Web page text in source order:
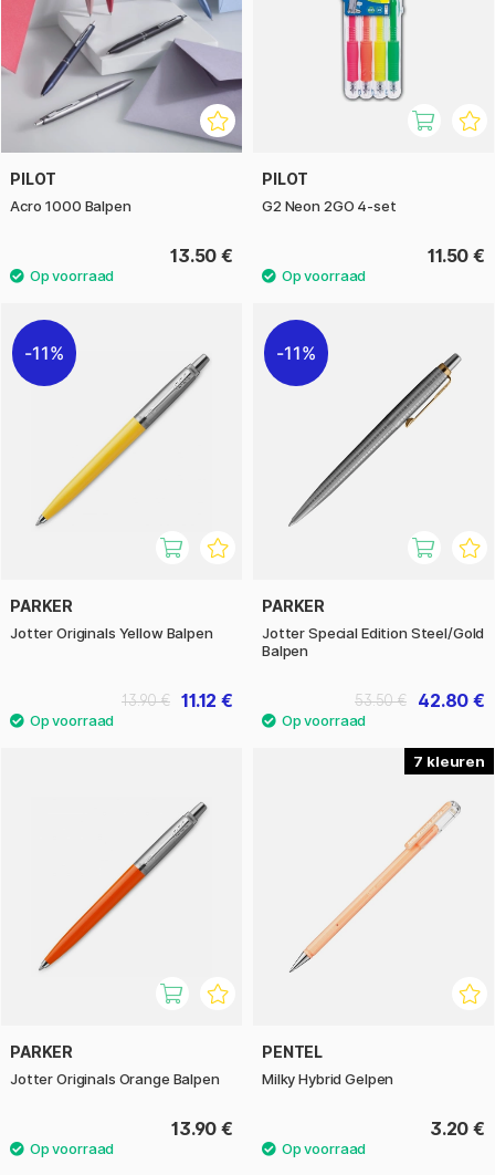
PILOT
Acro 1000 Balpen
13.50 €
PILOT
G2 Neon 2GO 4-set
11.50 €
11%
PARKER
Jotter Originals Yellow Balpen
11.12 €
13.90 €
11%
PARKER
Jotter Special Edition Steel/Gold
Balpen
42.80 €
53.50 €
PARKER
Jotter Originals Orange Balpen
13.90 €
7
PENTEL
Milky Hybrid Gelpen
3.20 €